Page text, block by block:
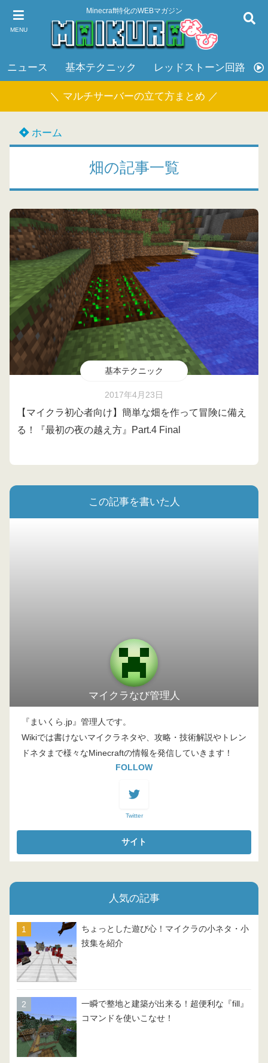
MENU
Minecraft特化のWEBマガジン
ニュース 基本テクニック レッドストーン回路
＼ マルチサーバーの立て方まとめ ／
ホーム
畑の記事一覧
基本テクニック
2017年4月23日
【マイクラ初心者向け】簡単な畑を作って冒険に備え
る！『最初の夜の越え方』Part.4 Final
この記事を書いた人
マイクラなび管理人
『まいくら.jp』管理人です。
Wikiでは書けないマイクラネタや、攻略・技術解説やトレン
ドネタまで様々なMinecraftの情報を発信していきます！
FOLLOW
Twitter
人気の記事
ちょっとした遊び心！マイクラの小ネタ・小
技集を紹介
一瞬で整地と建築が出来る！超便利な『fill』
コマンドを使いこなせ！